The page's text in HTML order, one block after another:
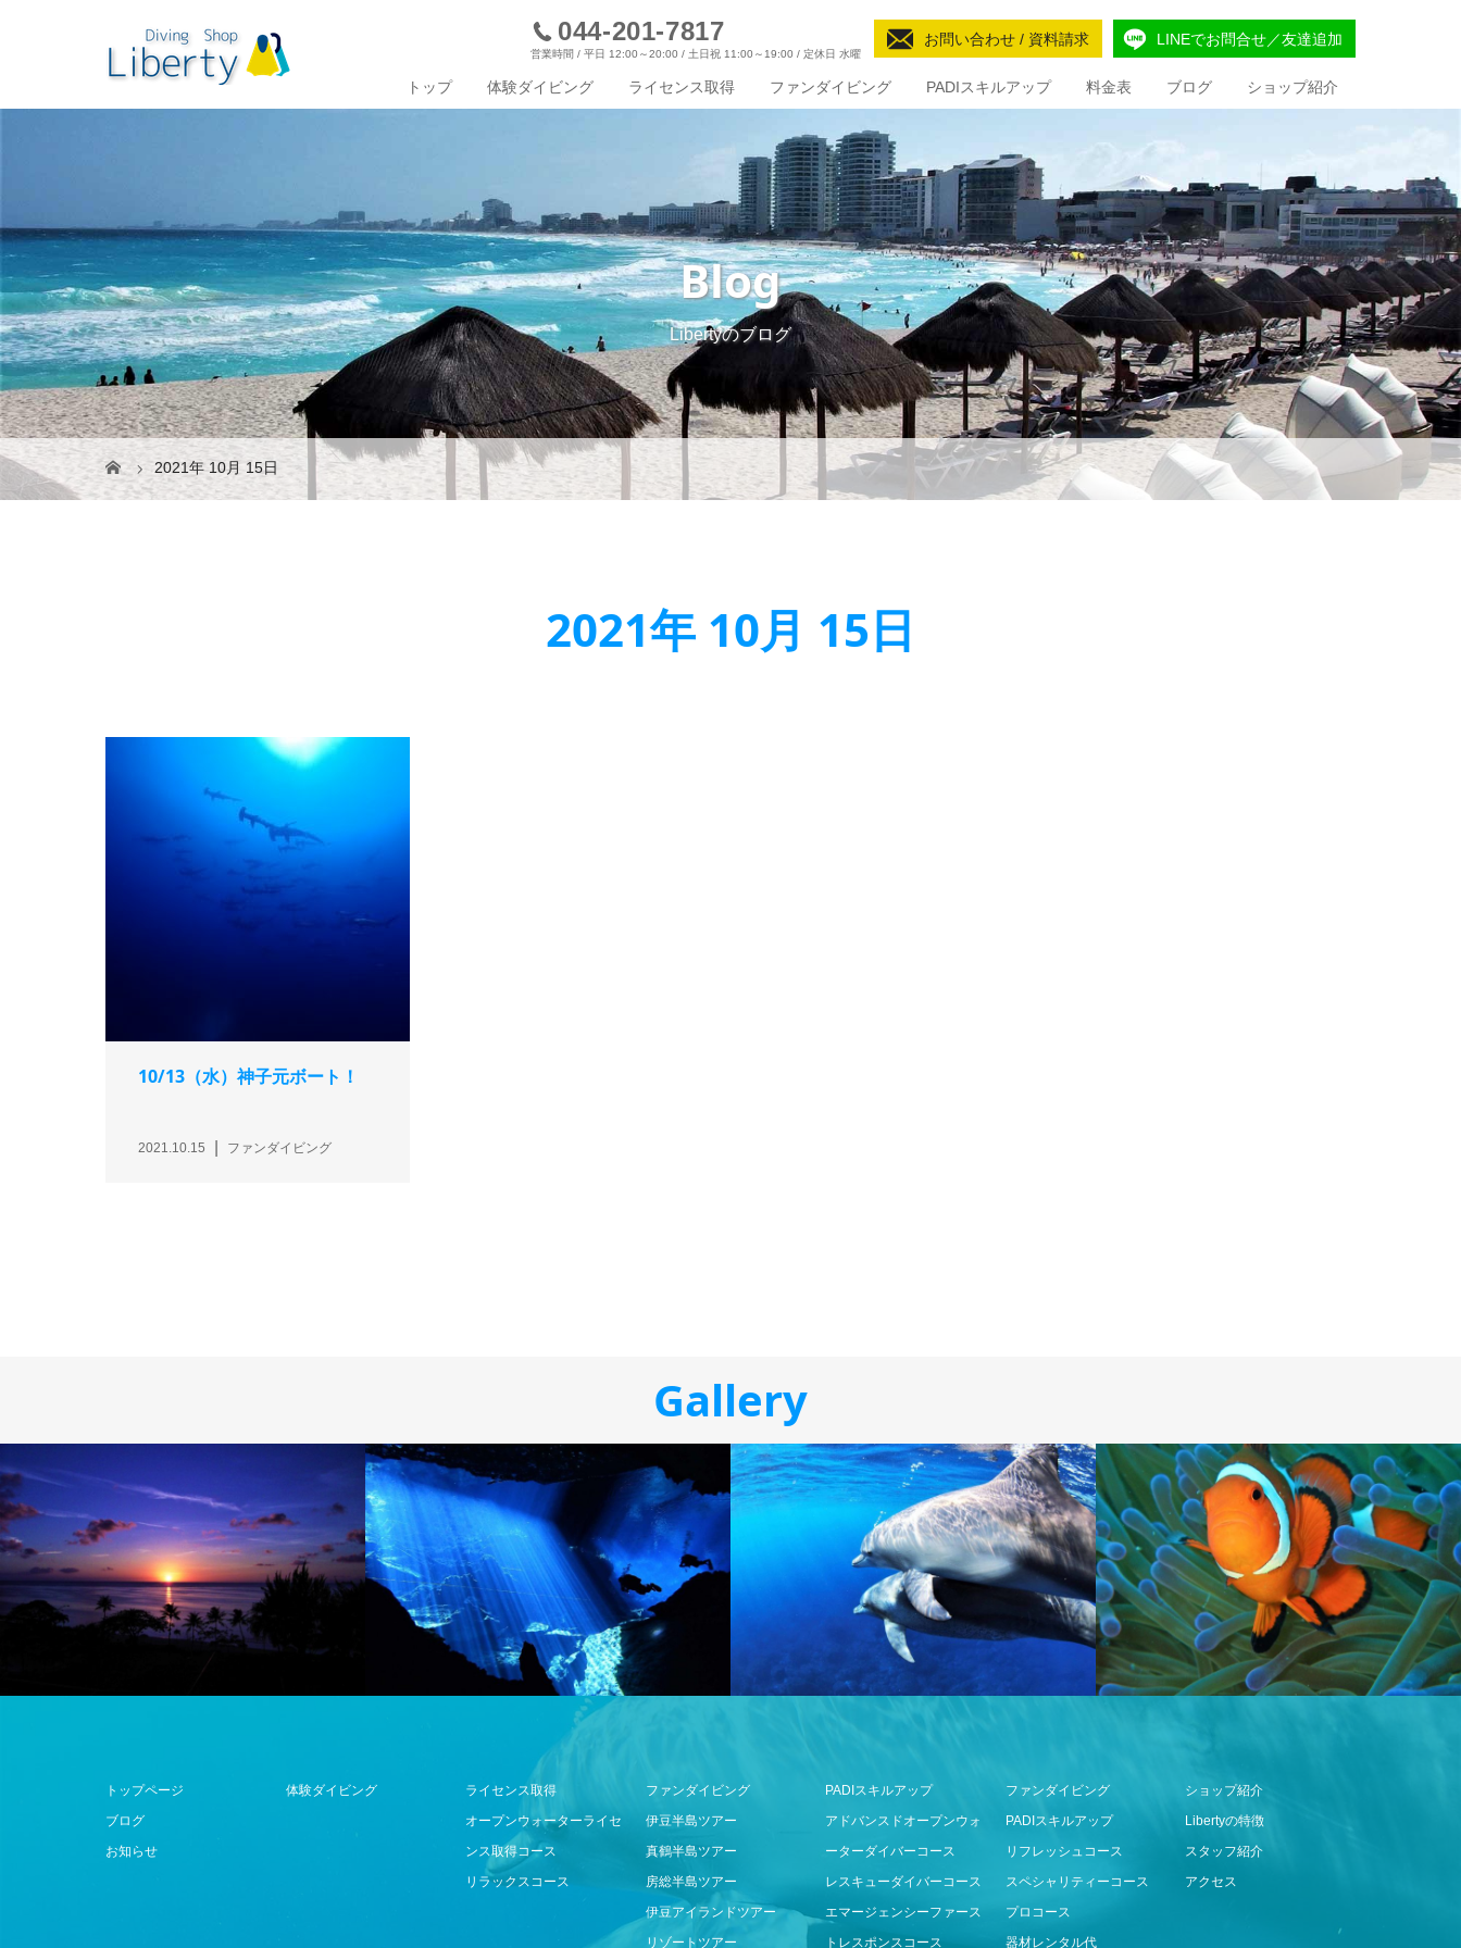
044-201-7817
営業時間 / 平日 12:00～20:00 / 土日祝 11:00～19:00 / 定休日 水曜
お問い合わせ / 資料請求 LINEでお問合せ／友達追加
トップ 体験ダイビング ライセンス取得 ファンダイビング PADIスキルアップ 料金表 ブログ ショップ紹介
Blog
Libertyのブログ
2021年 10月 15日
2021年 10月 15日
10/13（水）神子元ボート！
2021.10.15 ファンダイビング
Gallery
トップページ
ブログ
お知らせ
体験ダイビング
ライセンス取得
オープンウォーターライセ
ンス取得コース
リラックスコース
ファンダイビング
伊豆半島ツアー
真鶴半島ツアー
房総半島ツアー
伊豆アイランドツアー
リゾートツアー
PADIスキルアップ
アドバンスドオープンウォ
ーターダイバーコース
レスキューダイバーコース
エマージェンシーファース
トレスポンスコース
ファンダイビング
PADIスキルアップ
リフレッシュコース
スペシャリティーコース
プロコース
器材レンタル代
ショップ紹介
Libertyの特徴
スタッフ紹介
アクセス